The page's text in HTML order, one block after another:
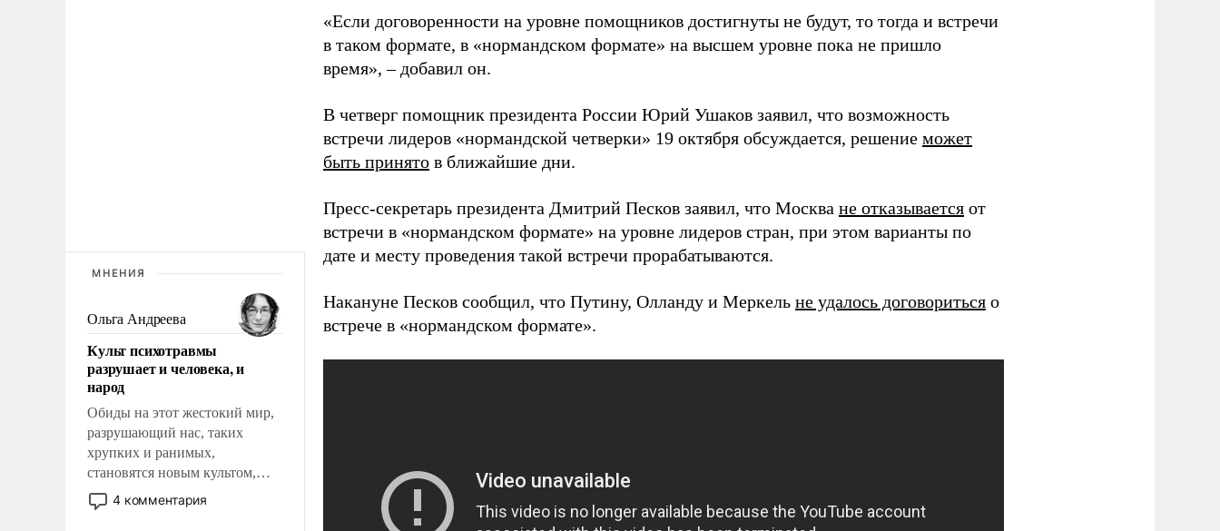
МНЕНИЯ
Ольга Андреева
Культ психотравмы
разрушает и человека, и
народ
Обиды на этот жестокий мир,
разрушающий нас, таких
хрупких и ранимых,
становятся новым культом,
постепенно вытесняя и
отменяя традиционное
4 комментария
«Если договоренности на уровне помощников достигнуты не будут, то тогда и встречи
в таком формате, в «нормандском формате» на высшем уровне пока не пришло
время», – добавил он.
В четверг помощник президента России Юрий Ушаков заявил, что возможность
встречи лидеров «нормандской четверки» 19 октября обсуждается, решение может
быть принято в ближайшие дни.
Пресс-секретарь президента Дмитрий Песков заявил, что Москва не отказывается от
встречи в «нормандском формате» на уровне лидеров стран, при этом варианты по
дате и месту проведения такой встречи прорабатываются.
Накануне Песков сообщил, что Путину, Олланду и Меркель не удалось договориться о
встрече в «нормандском формате».